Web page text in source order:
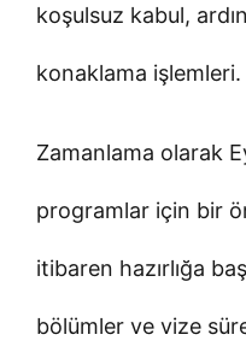
koşulsuz kabul,
konaklama işlemleri.
Zamanlama olarak
programlar için bir
itibaren hazırlığa
bölümler ve vize